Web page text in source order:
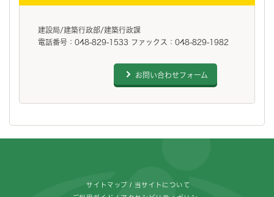
建設局/建築行政部/建築行政課
電話番号：048-829-1533 ファックス：048-829-1982
お問い合わせフォーム
サイトマップ 当サイトについて